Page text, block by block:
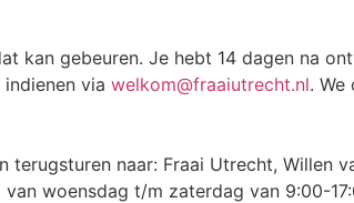
kan gebeuren. Je hebt 14 dagen na
via welkom@fraaiutrecht.nl.
naar: Fraai Utrecht,
woensdag t/m zaterdag van 9:00-